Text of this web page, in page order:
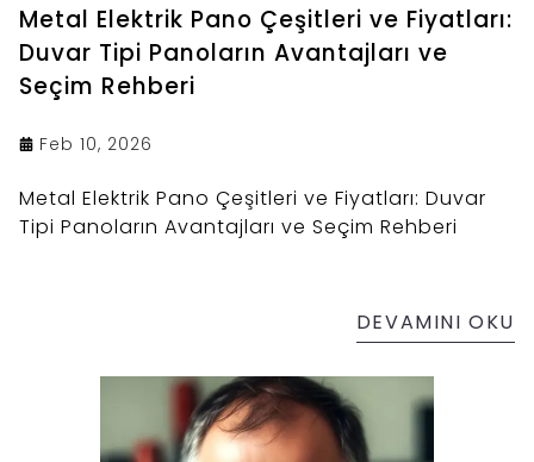
Metal Elektrik Pano Çeşitleri ve Fiyatları:
Duvar Tipi Panoların Avantajları ve
Seçim Rehberi
Feb 10, 2026
Metal Elektrik Pano Çeşitleri ve Fiyatları: Duvar
Tipi Panoların Avantajları ve Seçim Rehberi
DEVAMINI OKU